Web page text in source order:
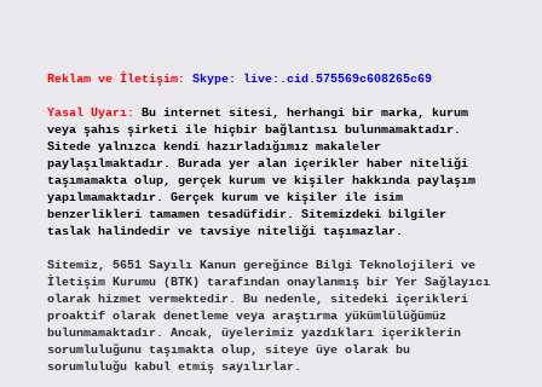
Reklam ve İletişim: Skype: live:.cid.575569c608265c69
Yasal Uyarı:
Bu internet sitesi, herhangi bir marka, kurum
veya şahıs şirketi ile hiçbir bağlantısı bulunmamaktadır.
Sitede yalnızca kendi hazırladığımız makaleler
paylaşılmaktadır. Burada yer alan içerikler haber niteliği
taşımamakta olup, gerçek kurum ve kişiler hakkında paylaşım
yapılmamaktadır. Gerçek kurum ve kişiler ile isim
benzerlikleri tamamen tesadüfidir. Sitemizdeki bilgiler
taslak halindedir ve tavsiye niteliği taşımazlar.
Sitemiz, 5651 Sayılı Kanun gereğince Bilgi Teknolojileri ve
İletişim Kurumu (BTK) tarafından onaylanmış bir Yer Sağlayıcı
olarak hizmet vermektedir. Bu nedenle, sitedeki içerikleri
proaktif olarak denetleme veya araştırma yükümlülüğümüz
bulunmamaktadır. Ancak, üyelerimiz yazdıkları içeriklerin
sorumluluğunu taşımakta olup, siteye üye olarak bu
sorumluluğu kabul etmiş sayılırlar.